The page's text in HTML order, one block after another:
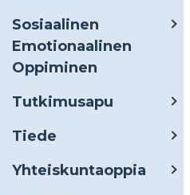
Sosiaalinen
Emotionaalinen
Oppiminen
Tutkimusapu
Tiede
Yhteiskuntaoppia